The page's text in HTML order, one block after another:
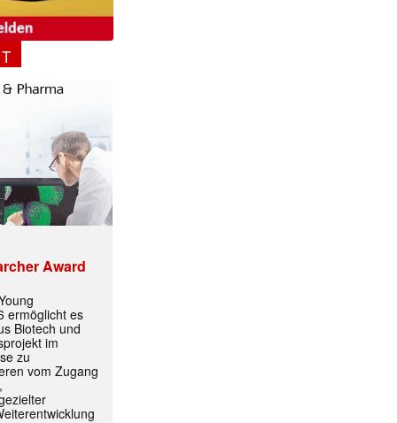
Award
ermöglicht es
Biotech und
im
zu
vom Zugang